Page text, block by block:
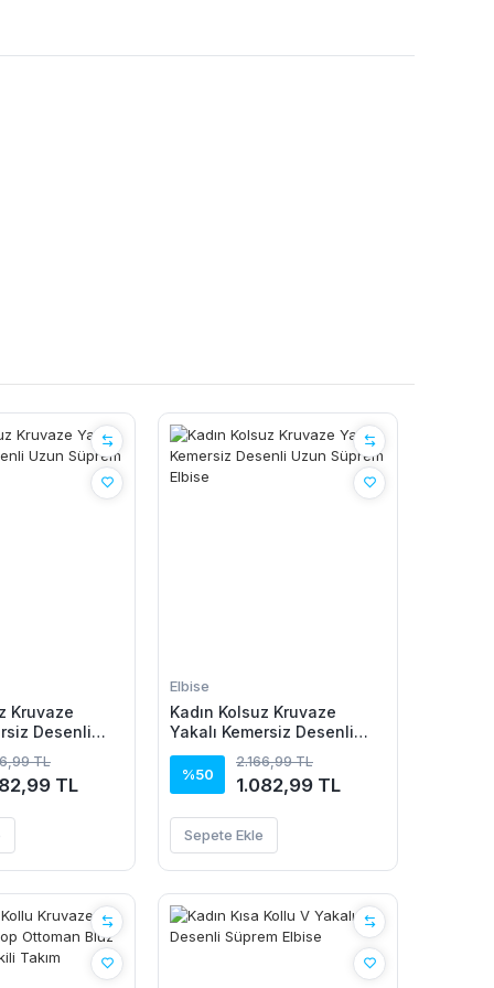
Kruvaze
Desenli
TL
TL
Elbise
Kadın Kolsuz Kruvaze
Yakalı Kemersiz Desenli
Uzun Süprem Elbise
%50
2.166,99 TL
1.082,99 TL
Sepete Ekle